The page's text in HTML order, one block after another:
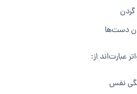
دست‌ها
عبارت‌اند از:
نفس